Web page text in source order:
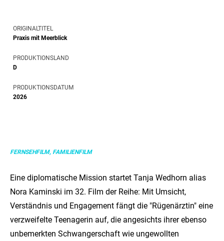
ORIGINALTITEL
Praxis mit Meerblick
PRODUKTIONSLAND
D
PRODUKTIONSDATUM
2026
FERNSEHFILM, FAMILIENFILM
Eine diplomatische Mission startet Tanja Wedhorn alias
Nora Kaminski im 32. Film der Reihe: Mit Umsicht,
Verständnis und Engagement fängt die "Rügenärztin" eine
verzweifelte Teenagerin auf, die angesichts ihrer ebenso
unbemerkten Schwangerschaft wie ungewollten